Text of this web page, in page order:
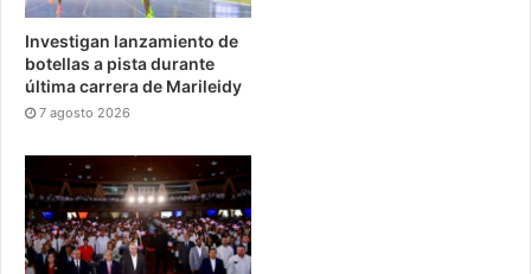
Investigan lanzamiento de
botellas a pista durante
última carrera de Marileidy
7 agosto 2026